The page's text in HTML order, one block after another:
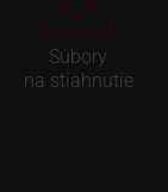
Súbory
na stiahnutie